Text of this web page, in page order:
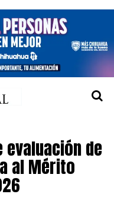
evaluación de
al Mérito